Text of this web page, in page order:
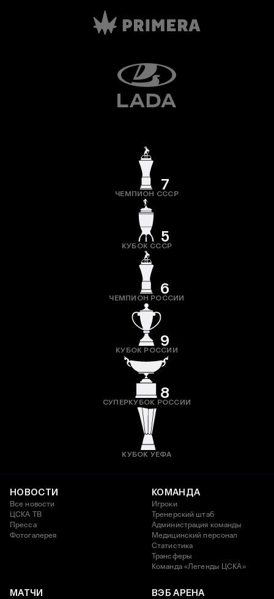
7
ЧЕМПИОН СССР
5
КУБОК СССР
6
ЧЕМПИОН РОССИИ
9
КУБОК РОССИИ
8
СУПЕРКУБОК РОССИИ
КУБОК УЕФА
НОВОСТИ
Все новости
ЦСКА ТВ
Пресса
Фотогалерея
КОМАНДА
Игроки
Тренерский штаб
Администрация команды
Медицинский персонал
Статистика
Трансферы
Команда «Легенды ЦСКА»
МАТЧИ ВЭБ АРЕНА